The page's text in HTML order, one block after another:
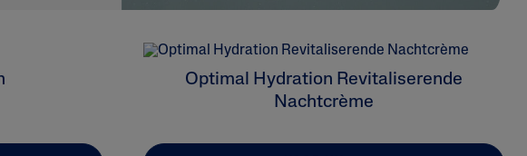
Optimal Hydration Revitaliserende
Nachtcrème